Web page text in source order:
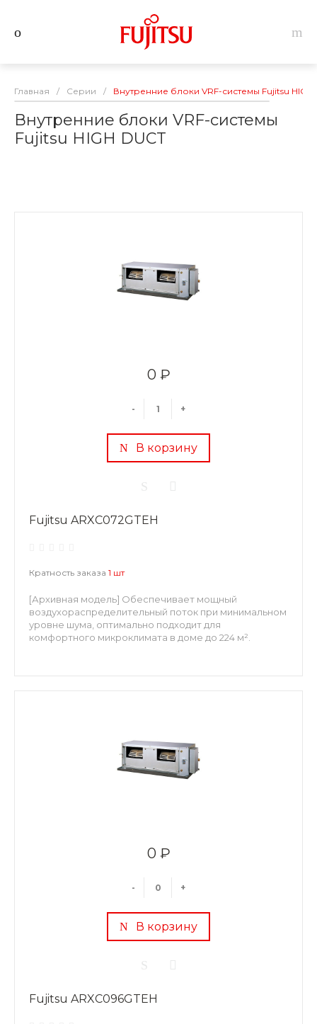
Главная / Серии / Внутренние блоки VRF-системы Fujitsu HIGH
Внутренние блоки VRF-системы
Fujitsu HIGH DUCT
0 ₽
- +
В корзину
Fujitsu ARXC072GTEH
Кратность заказа 1 шт
[Архивная модель] Обеспечивает мощный
воздухораспределительный поток при минимальном
уровне шума, оптимально подходит для
комфортного микроклимата в доме до 224 м².
0 ₽
- +
В корзину
Fujitsu ARXC096GTEH